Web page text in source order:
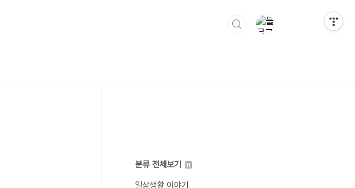
분류 전체보기
일상생활 이야기